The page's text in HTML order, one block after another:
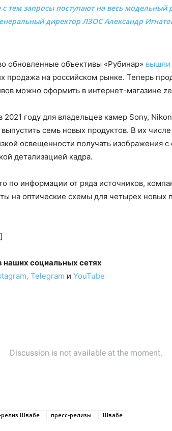
тем запросы поступают на весь модельный
директор ЛЗОС Александр
обновленные объективы «Рубинар» вышли
продажа на российском рынке. Теперь
можно оформить в интернет-магазине
году для владельцев камер Sony,
семь новых продуктов. В их
освещенности получать изображения с
детализацией кадра.
по информации от ряда источников,
на оптические схемы для четырех новых
]
наших социальных сетях
Telegram и YouTube
релиз Швабе пресс-релизы Швабе